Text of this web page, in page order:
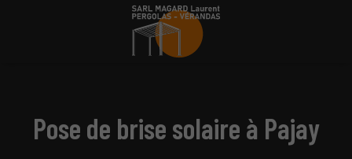
Pose de brise solaire à Pajay